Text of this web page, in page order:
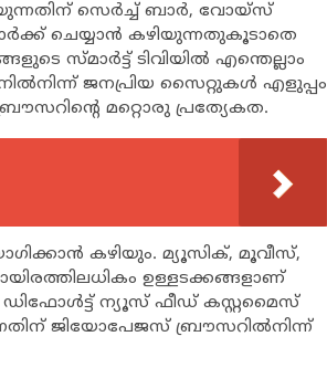
സെര്‍ച്ച് ബാര്‍, വോയ്‌സ്
ചെയ്യാന്‍ കഴിയുന്നതുകൂടാതെ
സ്മാര്‍ട്ട് ടിവിയില്‍ എന്തെല്ലാം
ജനപ്രിയ സൈറ്റുകള്‍ എളുപ്പം
മറ്റൊരു പ്രത്യേകത.
കഴിയും. മ്യൂസിക്, മൂവീസ്,
ഉള്ളടക്കങ്ങളാണ്
ഡിഫോള്‍ട്ട് ന്യൂസ് ഫീഡ് കസ്റ്റമൈസ്
ജിയോപേജസ് ബ്രൗസറില്‍നിന്ന്